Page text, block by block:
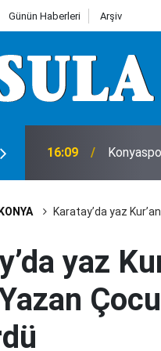
Günün Haberleri Arşiv
15:25
KONYA Karatay’da yaz
yaz